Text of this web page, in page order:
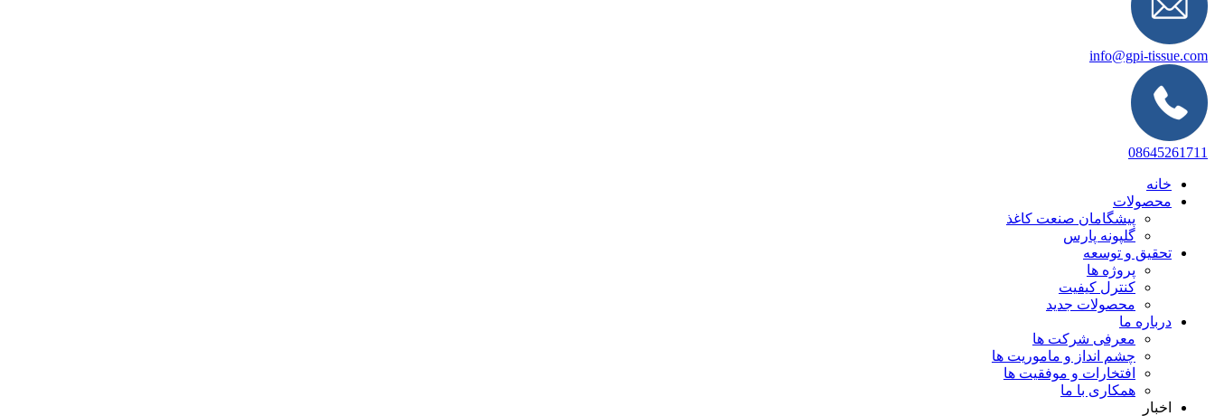
info@gpi-tissue.com
08645261711
خانه
محصولات
پیشگامان صنعت کاغذ
گلپونه پارس
تحقیق و توسعه
پروژه ها
کنترل کیفیت
محصولات جدید
درباره ما
معرفی شرکت ها
چشم انداز و ماموریت ها
افتخارات و موفقیت ها
همکاری با ما
اخبار